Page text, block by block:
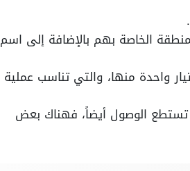
الخاصة بهم بالإضافة إلى اسم
واحدة منها، والتي تناسب عملية
تستطع الوصول أيضاً، فهناك بعض